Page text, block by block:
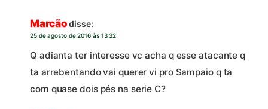
Marcãodisse:
25 de agosto de 2016 às 13:32
Q adianta ter interesse vc acha q esse atacante q
ta arrebentando vai querer vi pro Sampaio q ta
com quase dois pés na serie C?